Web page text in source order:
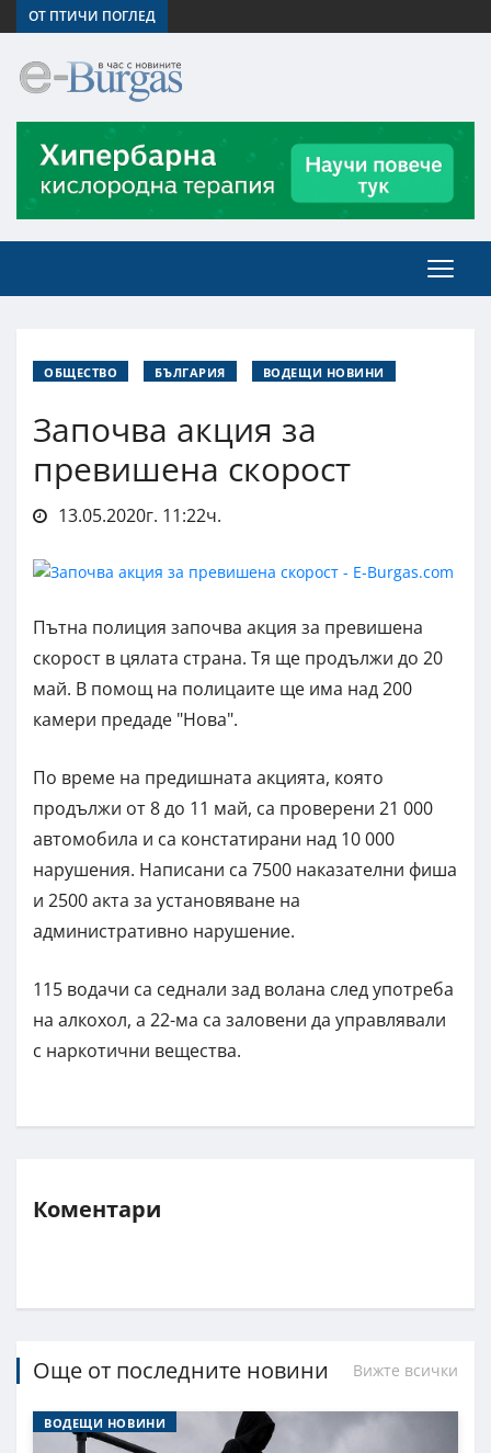
ОТ ПТИЧИ ПОГЛЕД
ОБЩЕСТВО БЪЛГАРИЯ ВОДЕЩИ НОВИНИ
Започва акция за
превишена скорост
13.05.2020г. 11:22ч.
Пътна полиция започва акция за превишена
скорост в цялата страна. Тя ще продължи до 20
май. В помощ на полицаите ще има над 200
камери предаде "Нова".
По време на предишната акцията, която
продължи от 8 до 11 май, са проверени 21 000
автомобила и са констатирани над 10 000
нарушения. Написани са 7500 наказателни фиша
и 2500 акта за установяване на
административно нарушение.
115 водачи са седнали зад волана след употреба
на алкохол, а 22-ма са заловени да управлявали
с наркотични вещества.
Коментари
Още от последните новини Вижте всички
ВОДЕЩИ НОВИНИ